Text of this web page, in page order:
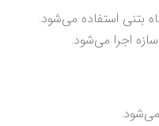
بتنی استفاده می‌شود.
اجرا می‌شود.